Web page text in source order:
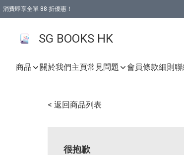
消費即享全單 88 折優惠！
SG BOOKS HK
商品 關於我們主頁常見問題 會員條款細則聯
< 返回商品列表
很抱歉